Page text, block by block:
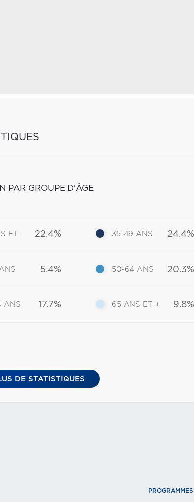
PAR GROUPE D'ÂGE
ET - 22.4%
5.4%
ANS 17.7%
35-49 ANS 24.4%
50-64 ANS 20.3%
65 ANS ET + 9.8%
DE STATISTIQUES
PROGRAMMES